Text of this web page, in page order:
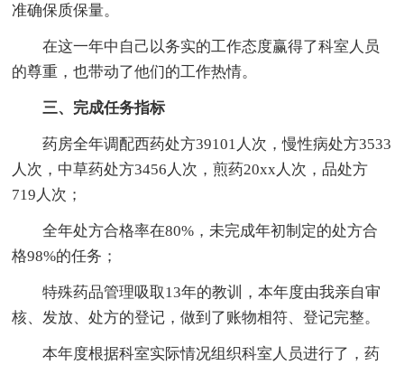
准确保质保量。
在这一年中自己以务实的工作态度赢得了科室人员
的尊重，也带动了他们的工作热情。
三、完成任务指标
药房全年调配西药处方39101人次，慢性病处方3533
人次，中草药处方3456人次，煎药20xx人次，品处方
719人次；
全年处方合格率在80%，未完成年初制定的处方合
格98%的任务；
特殊药品管理吸取13年的教训，本年度由我亲自审
核、发放、处方的登记，做到了账物相符、登记完整。
本年度根据科室实际情况组织科室人员进行了，药